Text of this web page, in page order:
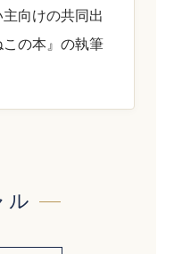
主向けの共同出
の本』の執筆
ル